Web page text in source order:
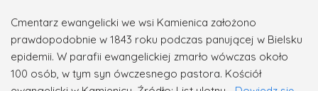
Cmentarz ewangelicki we wsi Kamienica założono
prawdopodobnie w 1843 roku podczas panującej w Bielsku
epidemii. W parafii ewangelickiej zmarło wówczas około
100 osób, w tym syn ówczesnego pastora. Kościół